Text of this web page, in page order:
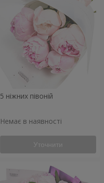
5 ніжних півоній
Немає в наявності
Уточнити